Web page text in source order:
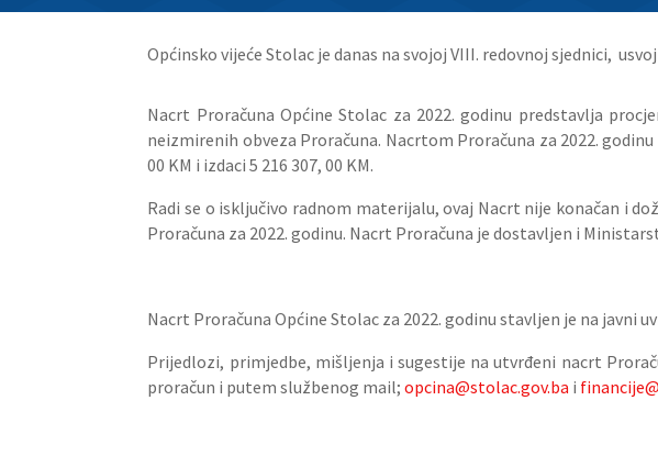
Općinsko vijeće Stolac je danas na svojoj VIII. redovnoj sjednici,
Nacrt Proračuna Općine Stolac za 2022. godinu predstavlja
neizmirenih obveza Proračuna. Nacrtom Proračuna za 2022.
00 KM i izdaci 5 216 307, 00 KM.
Radi se o isključivo radnom materijalu, ovaj Nacrt nije konačan i
Proračuna za 2022. godinu. Nacrt Proračuna je dostavljen i
Nacrt Proračuna Općine Stolac za 2022. godinu stavljen je na javni
Prijedlozi, primjedbe, mišljenja i sugestije na utvrđeni nacrt
proračun i putem službenog mail;opcina@stolac.gov.ba i